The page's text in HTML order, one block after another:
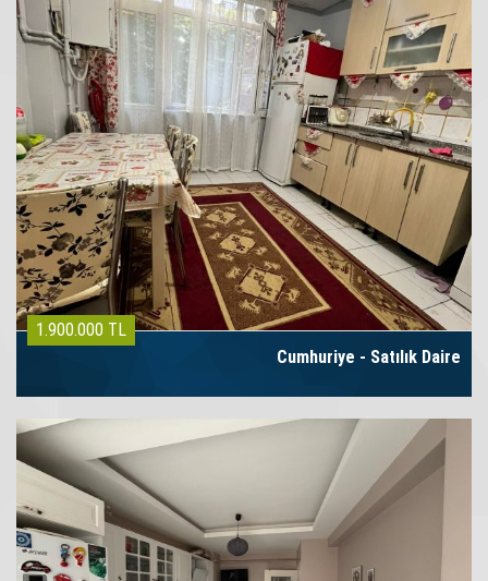
1.900.000 TL
Cumhuriye - Satılık Daire